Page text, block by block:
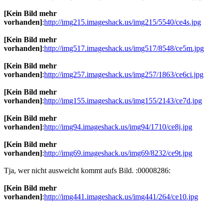
[Kein Bild mehr
vorhanden]:http://img215.imageshack.us/img215/5540/ce4s.jpg
[Kein Bild mehr
vorhanden]:http://img517.imageshack.us/img517/8548/ce5m.jpg
[Kein Bild mehr
vorhanden]:http://img257.imageshack.us/img257/1863/ce6ci.jpg
[Kein Bild mehr
vorhanden]:http://img155.imageshack.us/img155/2143/ce7d.jpg
[Kein Bild mehr
vorhanden]:http://img94.imageshack.us/img94/1710/ce8j.jpg
[Kein Bild mehr
vorhanden]:http://img69.imageshack.us/img69/8232/ce9t.jpg
Tja, wer nicht ausweicht kommt aufs Bild. :00008286:
[Kein Bild mehr
vorhanden]:http://img441.imageshack.us/img441/264/ce10.jpg